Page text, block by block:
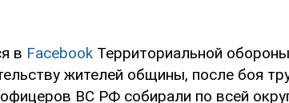
в Facebook Территориальной
жителей общины, после боя
ВС РФ собирали по всей